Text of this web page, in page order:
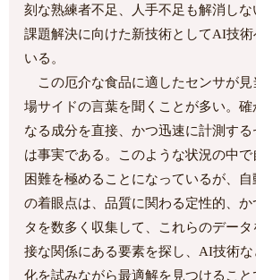
刻な熟練者不足、人手不足も解消し
課題解決に向けた新技術としてAI技
いる。
この厄介な食品に適したセンサが見
場サイドの言葉を聞くことが多い。
なる成分を直接、かつ迅速に計測する
は事実である。このような状況の中
困難を極めることになっているが、
の着眼点は、品質に関わる定性的、
タを数多く収集して、これらのデー
接な関係にある要素を探し、AI技術
化を試みながら最適解を見つけるこ